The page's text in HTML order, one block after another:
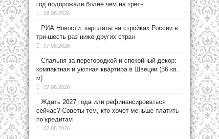
год подорожали более чем на треть
08.08.2026
РИА Новости: зарплаты на стройках России в
три-шесть раз ниже других стран
07.08.2026
Спальня за перегородкой и спокойный декор:
компактная и уютная квартира в Швеции (36 кв.
м)
07.08.2026
Ждать 2027 года или рефинансироваться
сейчас? Советы тем, кто хочет меньше платить
по кредитам
07.08.2026